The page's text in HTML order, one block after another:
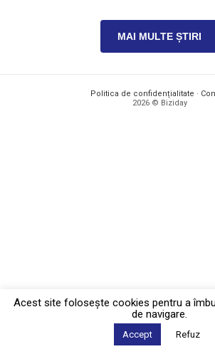
MAI MULTE ȘTIRI
Politica de confidențialitate ·
2026 © Biziday
Acest site foloseşte cookies pentru a
de navigare.
Accept Refuz